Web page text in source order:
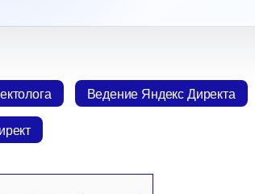
едение Яндекс Директа